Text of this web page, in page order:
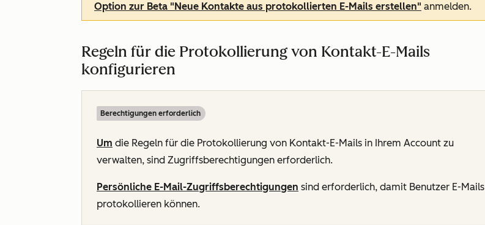
Option zur Beta "Neue Kontakte aus protokollierten E-Mails erstellen" anmelden.
Regeln für die Protokollierung von Kontakt-E-Mails
konfigurieren
Berechtigungen erforderlich
Um die Regeln für die Protokollierung von Kontakt-E-Mails in Ihrem Account zu
verwalten, sind Zugriffsberechtigungen erforderlich.
Persönliche E-Mail-Zugriffsberechtigungen sind erforderlich, damit Benutzer E-Mails
protokollieren können.